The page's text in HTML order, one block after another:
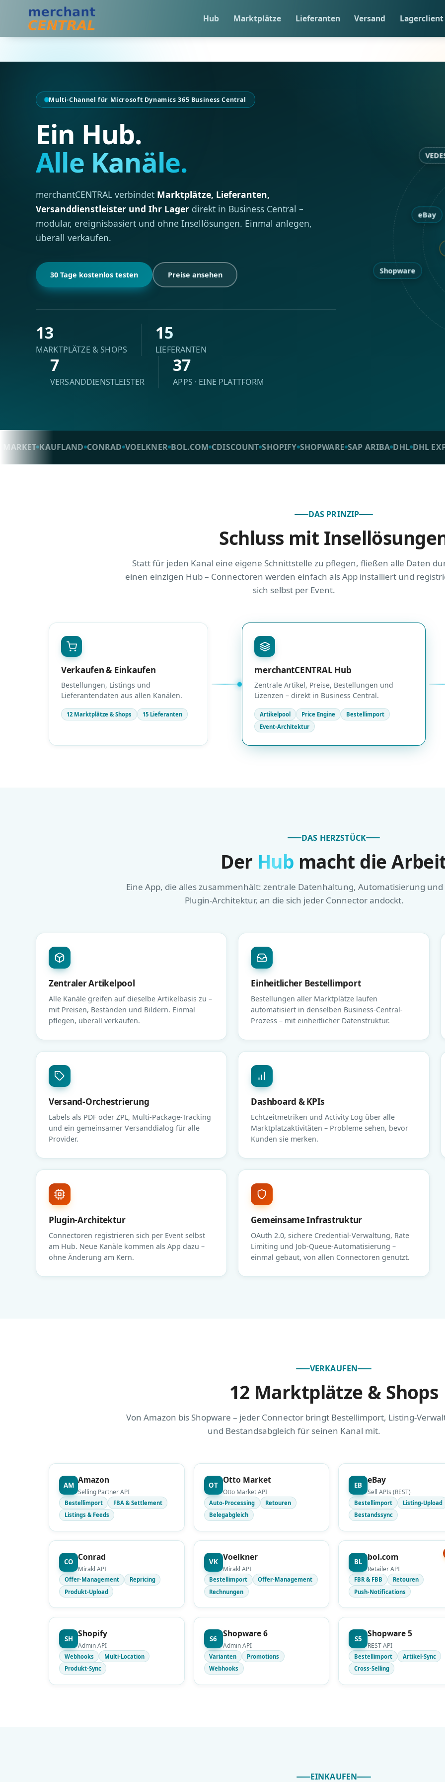
Hub Marktplätze Lieferanten Versand Lagerclient
Multi-Channel für Microsoft Dynamics 365 Business Central
Ein Hub.
Alle Kanäle.
merchantCENTRAL verbindet Marktplätze, Lieferanten,
Versanddienstleister und Ihr Lager direkt in Business Central –
modular, ereignisbasiert und ohne Insellösungen. Einmal anlegen,
überall verkaufen.
30 Tage kostenlos testen Preise ansehen
13
MARKTPLÄTZE & SHOPS
15
LIEFERANTEN
7
VERSANDDIENSTLEISTER
37
APPS · EINE PLATTFORM
eBay
Shopware
KAUFLAND CONRAD VOELKNER BOL.COM CDISCOUNT SHOPIFY SHOPWARE SAP ARIBA DHL DHL EXPRESS
DAS PRINZIP
Schluss mit
Statt für jeden Kanal eine eigene Schnittstelle zu pflegen, fließen alle Daten
einen einzigen Hub – Connectoren werden einfach als App installiert und
sich selbst per Event.
Verkaufen & Einkaufen
Bestellungen, Listings und
Lieferantendaten aus allen Kanälen.
12 Marktplätze & Shops 15 Lieferanten
merchantCENTRAL Hub
Zentrale Artikel, Preise, Bestellungen und
Lizenzen – direkt in Business Central.
Artikelpool Price Engine
Bestellimport
Event-Architektur
DAS HERZSTÜCK
Der Hub macht die
Eine App, die alles zusammenhält: zentrale Datenhaltung, Automatisierung und
Plugin-Architektur, an die sich jeder Connector andockt.
Zentraler Artikelpool
Alle Kanäle greifen auf dieselbe Artikelbasis zu –
mit Preisen, Beständen und Bildern. Einmal
pflegen, überall verkaufen.
Einheitlicher Bestellimport
Bestellungen aller Marktplätze laufen
automatisiert in denselben Business-Central-
Prozess – mit einheitlicher Datenstruktur.
Versand-Orchestrierung
Labels als PDF oder ZPL, Multi-Package-Tracking
und ein gemeinsamer Versanddialog für alle
Provider.
Dashboard & KPIs
Echtzeitmetriken und Activity Log über alle
Marktplatzaktivitäten – Probleme sehen, bevor
Kunden sie merken.
Plugin-Architektur
Connectoren registrieren sich per Event selbst
am Hub. Neue Kanäle kommen als App dazu –
ohne Änderung am Kern.
Gemeinsame Infrastruktur
OAuth 2.0, sichere Credential-Verwaltung, Rate
Limiting und Job-Queue-Automatisierung –
einmal gebaut, von allen Connectoren genutzt.
VERKAUFEN
12 Marktplätze & Shops
Von Amazon bis Shopware – jeder Connector bringt Bestellimport, Listing-
und Bestandsabgleich für seinen Kanal mit.
AM Amazon
Selling Partner API
Bestellimport
FBA & Settlement
Listings & Feeds
OT Otto Market
Otto Market API
Auto-Processing
Retouren
Belegabgleich
EB eBay
Sell APIs (REST)
Bestellimport
Listing-Upload
Bestandssync
CO Conrad
Mirakl API
Offer-Management
Repricing
Produkt-Upload
VK Voelkner
Mirakl API
Bestellimport
Offer-Management
Rechnungen
BL bol.com
Retailer API
FBR & FBB
Retouren
Push-Notifications
SH Shopify
Admin API
Webhooks
Multi-Location
Produkt-Sync
S6 Shopware 6
Admin API
Varianten
Promotions
Webhooks
S5 Shopware 5
REST API
Bestellimport
Artikel-Sync
Cross-Selling
EINKAUFEN